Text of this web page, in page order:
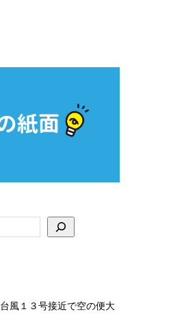
台風１３号接近で空の便大